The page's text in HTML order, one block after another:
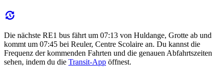
Die nächste RE1 bus fährt um 07:13 von Huldange, Grotte ab und
kommt um 07:45 bei Reuler, Centre Scolaire an. Du kannst die
Frequenz der kommenden Fahrten und die genauen Abfahrtszeiten
sehen, indem du die Transit-App öffnest.